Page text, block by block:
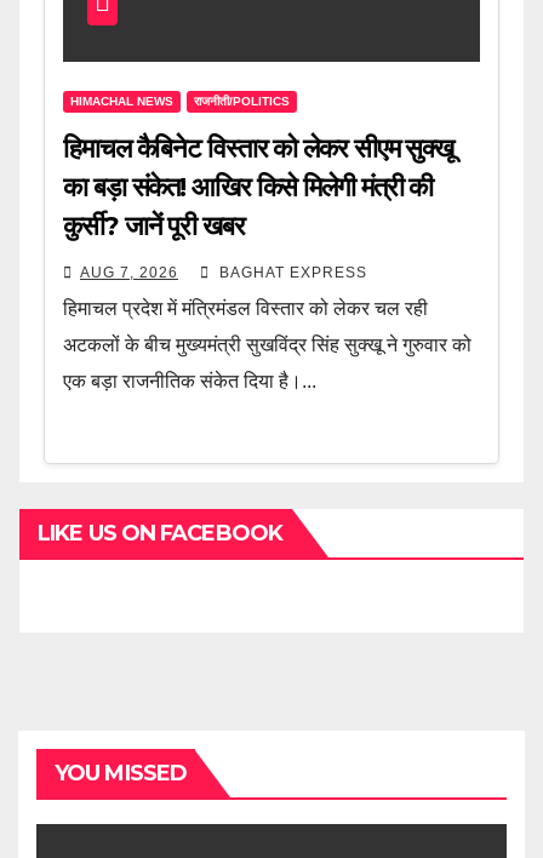
HIMACHAL NEWS राजनीती/POLITICS
हिमाचल कैबिनेट विस्तार को लेकर सीएम सुक्खू
का बड़ा संकेत! आखिर किसे मिलेगी मंत्री की
कुर्सी? जानें पूरी खबर
AUG 7, 2026 BAGHAT EXPRESS
हिमाचल प्रदेश में मंत्रिमंडल विस्तार को लेकर चल रही
अटकलों के बीच मुख्यमंत्री सुखविंद्र सिंह सुक्खू ने गुरुवार को
एक बड़ा राजनीतिक संकेत दिया है।...
LIKE US ON FACEBOOK
YOU MISSED